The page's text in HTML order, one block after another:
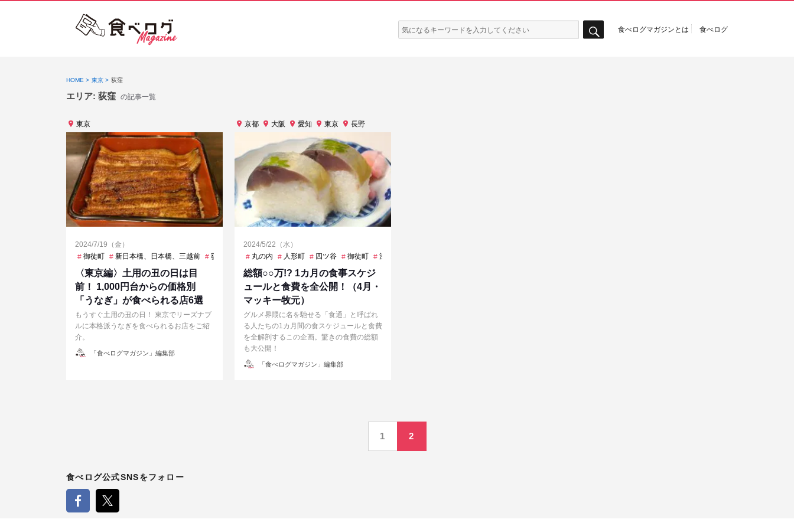
検
索:
食べログマガジンとは 食べログ
HOME 東京 荻窪
エリア: 荻窪 の記事一覧
東京
2024/7/19（金）
御徒町
新日本橋、日本橋、三越前 荻窪 西日暮里 銀座
〈東京編〉土用の丑の日は目
前！ 1,000円台からの価格別
「うなぎ」が食べられる店6選
もうすぐ土用の丑の日！ 東京でリーズナブ
ルに本格派うなぎを食べられるお店をご紹
介。
投「食べログマガジン」編集部
京都 大阪 愛知 東京 長野
2024/5/22（水）
丸の内
人形町 四ツ谷 御徒町 浅草
総額○○万!? 1カ月の食事スケジ
ュールと食費を全公開！（4月・
マッキー牧元）
グルメ界隈に名を馳せる「食通」と呼ばれ
る人たちの1カ月間の食スケジュールと食費
を全解剖するこの企画。驚きの食費の総額
も大公開！
投「食べログマガジン」編集部
の
1 2
食べログ公式SNSをフォロー